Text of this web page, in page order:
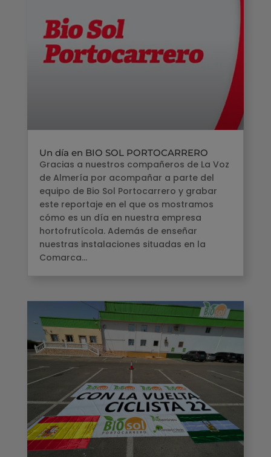
Un día en BIO SOL PORTOCARRERO
Gracias a nuestros compañeros de La Voz
de Almería por acompañar a parte del
equipo de Bio Sol Portocarrero y grabar
este reportaje en el que os mostramos
cómo es un día en nuestra empresa
hortofrutícola. Además de enseñar
nuestras instalaciones situadas en la
Comarca...